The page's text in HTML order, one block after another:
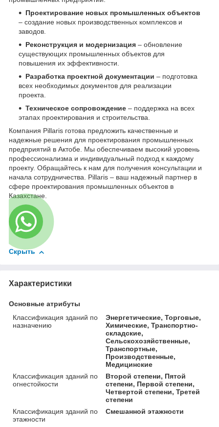
Проектирование новых промышленных объектов
– создание новых производственных комплексов и
заводов.
Реконструкция и модернизация – обновление
существующих промышленных объектов для
повышения их эффективности.
Разработка проектной документации – подготовка
всех необходимых документов для реализации
проекта.
Техническое сопровождение – поддержка на всех
этапах проектирования и строительства.
Компания Pillaris готова предложить качественные и
надежные решения для проектирования промышленных
предприятий в Актобе. Мы обеспечиваем высокий уровень
профессионализма и индивидуальный подход к каждому
проекту. Обращайтесь к нам для получения консультации и
начала сотрудничества. Pillaris – ваш надежный партнер в
сфере проектирования промышленных объектов в
Казахстане.
Скрыть
Характеристики
Основные атрибуты
Классификация зданий по
назначению
Энергетические, Торговые,
Химические, Транспортно-
складские,
Сельскохозяйственные,
Транспортные,
Производственные,
Медицинские
Классификация зданий по
огнестойкости
Второй степени, Пятой
степени, Первой степени,
Четвертой степени, Третей
степени
Классификация зданий по
этажности
Смешанной этажности